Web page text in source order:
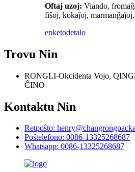
Oftaj uzoj: Viando,
fiŝoj, kokaĵoj,
enketodetalo
Trovu Nin
RONGLI-Okcidenta Vojo,
ĈINO
Kontaktu Nin
Retpoŝto:
Poŝtelefono: 0086-13325268687
Whatsapp: 0086-13325268687